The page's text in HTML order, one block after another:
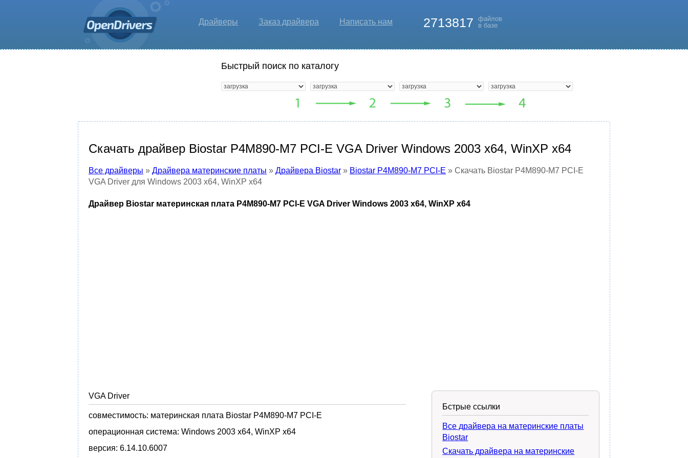
Драйверы Заказ драйвера Написать нам 2713817
файлов
в базе
Быстрый поиск по каталогу
Скачать драйвер Biostar P4M890-M7 PCI-E VGA Driver Windows 2003 x64, WinXP x64
Все драйверы » Драйвера материнские платы » Драйвера Biostar » Biostar P4M890-M7 PCI-E » Скачать Biostar P4M890-M7 PCI-E
VGA Driver для Windows 2003 x64, WinXP x64
Драйвер Biostar материнская плата P4M890-M7 PCI-E VGA Driver Windows 2003 x64, WinXP x64
VGA Driver
совместимость: материнская плата Biostar P4M890-M7 PCI-E
операционная система: Windows 2003 x64, WinXP x64
версия: 6.14.10.6007
Бстрые ссылки
Все драйвера на материнские платы
Biostar
Скачать драйвера на материнские